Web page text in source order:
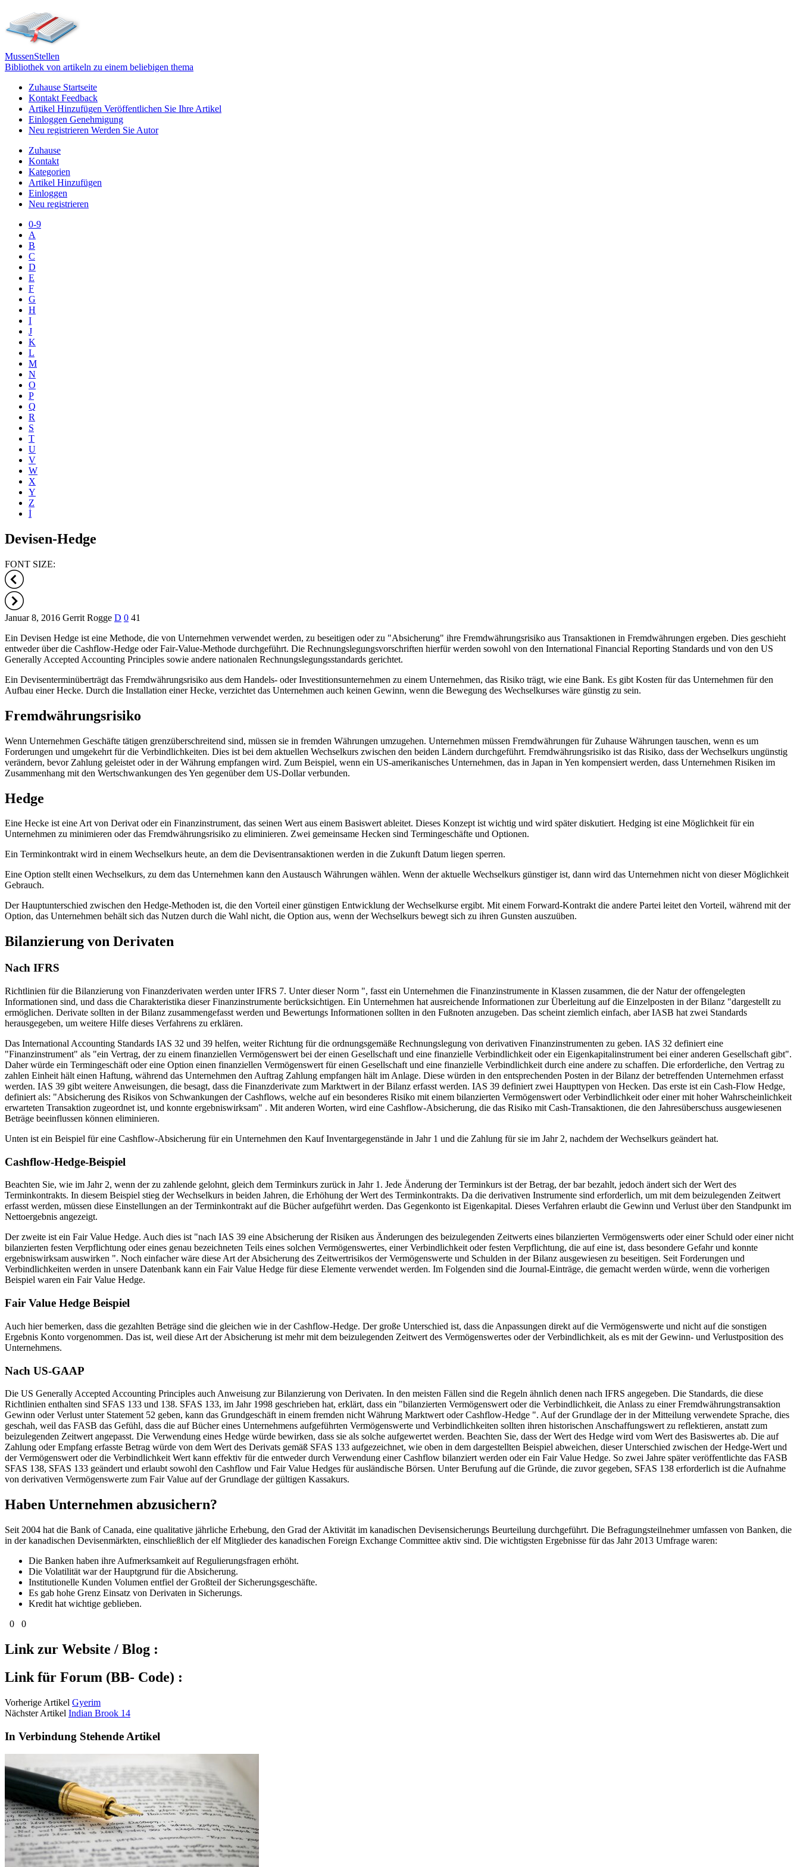
MussenStellen
Bibliothek von artikeln zu einem beliebigen thema
Zuhause Startseite
Kontakt Feedback
Artikel Hinzufügen Veröffentlichen Sie Ihre Artikel
Einloggen Genehmigung
Neu registrieren Werden Sie Autor
Zuhause
Kontakt
Kategorien
Artikel Hinzufügen
Einloggen
Neu registrieren
0-9
A
B
C
D
E
F
G
H
I
J
K
L
M
N
O
P
Q
R
S
T
U
V
W
X
Y
Z
İ
Devisen-Hedge
FONT SIZE:
Januar 8, 2016 Gerrit Rogge D 0 41
Ein Devisen Hedge ist eine Methode, die von Unternehmen verwendet werden, zu beseitigen oder zu "Absicherung" ihre Fremdwährungsrisiko aus Transaktionen in Fremdwährungen ergeben. Dies geschieht
entweder über die Cashflow-Hedge oder Fair-Value-Methode durchgeführt. Die Rechnungslegungsvorschriften hierfür werden sowohl von den International Financial Reporting Standards und von den US
Generally Accepted Accounting Principles sowie andere nationalen Rechnungslegungsstandards gerichtet.
Ein Devisenterminüberträgt das Fremdwährungsrisiko aus dem Handels- oder Investitionsunternehmen zu einem Unternehmen, das Risiko trägt, wie eine Bank. Es gibt Kosten für das Unternehmen für den
Aufbau einer Hecke. Durch die Installation einer Hecke, verzichtet das Unternehmen auch keinen Gewinn, wenn die Bewegung des Wechselkurses wäre günstig zu sein.
Fremdwährungsrisiko
Wenn Unternehmen Geschäfte tätigen grenzüberschreitend sind, müssen sie in fremden Währungen umzugehen. Unternehmen müssen Fremdwährungen für Zuhause Währungen tauschen, wenn es um
Forderungen und umgekehrt für die Verbindlichkeiten. Dies ist bei dem aktuellen Wechselkurs zwischen den beiden Ländern durchgeführt. Fremdwährungsrisiko ist das Risiko, dass der Wechselkurs ungünstig
verändern, bevor Zahlung geleistet oder in der Währung empfangen wird. Zum Beispiel, wenn ein US-amerikanisches Unternehmen, das in Japan in Yen kompensiert werden, dass Unternehmen Risiken im
Zusammenhang mit den Wertschwankungen des Yen gegenüber dem US-Dollar verbunden.
Hedge
Eine Hecke ist eine Art von Derivat oder ein Finanzinstrument, das seinen Wert aus einem Basiswert ableitet. Dieses Konzept ist wichtig und wird später diskutiert. Hedging ist eine Möglichkeit für ein
Unternehmen zu minimieren oder das Fremdwährungsrisiko zu eliminieren. Zwei gemeinsame Hecken sind Termingeschäfte und Optionen.
Ein Terminkontrakt wird in einem Wechselkurs heute, an dem die Devisentransaktionen werden in die Zukunft Datum liegen sperren.
Eine Option stellt einen Wechselkurs, zu dem das Unternehmen kann den Austausch Währungen wählen. Wenn der aktuelle Wechselkurs günstiger ist, dann wird das Unternehmen nicht von dieser Möglichkeit
Gebrauch.
Der Hauptunterschied zwischen den Hedge-Methoden ist, die den Vorteil einer günstigen Entwicklung der Wechselkurse ergibt. Mit einem Forward-Kontrakt die andere Partei leitet den Vorteil, während mit der
Option, das Unternehmen behält sich das Nutzen durch die Wahl nicht, die Option aus, wenn der Wechselkurs bewegt sich zu ihren Gunsten auszuüben.
Bilanzierung von Derivaten
Nach IFRS
Richtlinien für die Bilanzierung von Finanzderivaten werden unter IFRS 7. Unter dieser Norm ", fasst ein Unternehmen die Finanzinstrumente in Klassen zusammen, die der Natur der offengelegten
Informationen sind, und dass die Charakteristika dieser Finanzinstrumente berücksichtigen. Ein Unternehmen hat ausreichende Informationen zur Überleitung auf die Einzelposten in der Bilanz "dargestellt zu
ermöglichen. Derivate sollten in der Bilanz zusammengefasst werden und Bewertungs Informationen sollten in den Fußnoten anzugeben. Das scheint ziemlich einfach, aber IASB hat zwei Standards
herausgegeben, um weitere Hilfe dieses Verfahrens zu erklären.
Das International Accounting Standards IAS 32 und 39 helfen, weiter Richtung für die ordnungsgemäße Rechnungslegung von derivativen Finanzinstrumenten zu geben. IAS 32 definiert eine
"Finanzinstrument" als "ein Vertrag, der zu einem finanziellen Vermögenswert bei der einen Gesellschaft und eine finanzielle Verbindlichkeit oder ein Eigenkapitalinstrument bei einer anderen Gesellschaft gibt".
Daher würde ein Termingeschäft oder eine Option einen finanziellen Vermögenswert für einen Gesellschaft und eine finanzielle Verbindlichkeit durch eine andere zu schaffen. Die erforderliche, den Vertrag zu
zahlen Einheit hält einen Haftung, während das Unternehmen den Auftrag Zahlung empfangen hält im Anlage. Diese würden in den entsprechenden Posten in der Bilanz der betreffenden Unternehmen erfasst
werden. IAS 39 gibt weitere Anweisungen, die besagt, dass die Finanzderivate zum Marktwert in der Bilanz erfasst werden. IAS 39 definiert zwei Haupttypen von Hecken. Das erste ist ein Cash-Flow Hedge,
definiert als: "Absicherung des Risikos von Schwankungen der Cashflows, welche auf ein besonderes Risiko mit einem bilanzierten Vermögenswert oder Verbindlichkeit oder einer mit hoher Wahrscheinlichkeit
erwarteten Transaktion zugeordnet ist, und konnte ergebniswirksam" . Mit anderen Worten, wird eine Cashflow-Absicherung, die das Risiko mit Cash-Transaktionen, die den Jahresüberschuss ausgewiesenen
Beträge beeinflussen können eliminieren.
Unten ist ein Beispiel für eine Cashflow-Absicherung für ein Unternehmen den Kauf Inventargegenstände in Jahr 1 und die Zahlung für sie im Jahr 2, nachdem der Wechselkurs geändert hat.
Cashflow-Hedge-Beispiel
Beachten Sie, wie im Jahr 2, wenn der zu zahlende gelohnt, gleich dem Terminkurs zurück in Jahr 1. Jede Änderung der Terminkurs ist der Betrag, der bar bezahlt, jedoch ändert sich der Wert des
Terminkontrakts. In diesem Beispiel stieg der Wechselkurs in beiden Jahren, die Erhöhung der Wert des Terminkontrakts. Da die derivativen Instrumente sind erforderlich, um mit dem beizulegenden Zeitwert
erfasst werden, müssen diese Einstellungen an der Terminkontrakt auf die Bücher aufgeführt werden. Das Gegenkonto ist Eigenkapital. Dieses Verfahren erlaubt die Gewinn und Verlust über den Standpunkt im
Nettoergebnis angezeigt.
Der zweite ist ein Fair Value Hedge. Auch dies ist "nach IAS 39 eine Absicherung der Risiken aus Änderungen des beizulegenden Zeitwerts eines bilanzierten Vermögenswerts oder einer Schuld oder einer nicht
bilanzierten festen Verpflichtung oder eines genau bezeichneten Teils eines solchen Vermögenswertes, einer Verbindlichkeit oder festen Verpflichtung, die auf eine ist, dass besondere Gefahr und konnte
ergebniswirksam auswirken ". Noch einfacher wäre diese Art der Absicherung des Zeitwertrisikos der Vermögenswerte und Schulden in der Bilanz ausgewiesen zu beseitigen. Seit Forderungen und
Verbindlichkeiten werden in unsere Datenbank kann ein Fair Value Hedge für diese Elemente verwendet werden. Im Folgenden sind die Journal-Einträge, die gemacht werden würde, wenn die vorherigen
Beispiel waren ein Fair Value Hedge.
Fair Value Hedge Beispiel
Auch hier bemerken, dass die gezahlten Beträge sind die gleichen wie in der Cashflow-Hedge. Der große Unterschied ist, dass die Anpassungen direkt auf die Vermögenswerte und nicht auf die sonstigen
Ergebnis Konto vorgenommen. Das ist, weil diese Art der Absicherung ist mehr mit dem beizulegenden Zeitwert des Vermögenswertes oder der Verbindlichkeit, als es mit der Gewinn- und Verlustposition des
Unternehmens.
Nach US-GAAP
Die US Generally Accepted Accounting Principles auch Anweisung zur Bilanzierung von Derivaten. In den meisten Fällen sind die Regeln ähnlich denen nach IFRS angegeben. Die Standards, die diese
Richtlinien enthalten sind SFAS 133 und 138. SFAS 133, im Jahr 1998 geschrieben hat, erklärt, dass ein "bilanzierten Vermögenswert oder die Verbindlichkeit, die Anlass zu einer Fremdwährungstransaktion
Gewinn oder Verlust unter Statement 52 geben, kann das Grundgeschäft in einem fremden nicht Währung Marktwert oder Cashflow-Hedge ". Auf der Grundlage der in der Mitteilung verwendete Sprache, dies
geschah, weil das FASB das Gefühl, dass die auf Bücher eines Unternehmens aufgeführten Vermögenswerte und Verbindlichkeiten sollten ihren historischen Anschaffungswert zu reflektieren, anstatt zum
beizulegenden Zeitwert angepasst. Die Verwendung eines Hedge würde bewirken, dass sie als solche aufgewertet werden. Beachten Sie, dass der Wert des Hedge wird vom Wert des Basiswertes ab. Die auf
Zahlung oder Empfang erfasste Betrag würde von dem Wert des Derivats gemäß SFAS 133 aufgezeichnet, wie oben in dem dargestellten Beispiel abweichen, dieser Unterschied zwischen der Hedge-Wert und
der Vermögenswert oder die Verbindlichkeit Wert kann effektiv für die entweder durch Verwendung einer Cashflow bilanziert werden oder ein Fair Value Hedge. So zwei Jahre später veröffentlichte das FASB
SFAS 138, SFAS 133 geändert und erlaubt sowohl den Cashflow und Fair Value Hedges für ausländische Börsen. Unter Berufung auf die Gründe, die zuvor gegeben, SFAS 138 erforderlich ist die Aufnahme
von derivativen Vermögenswerte zum Fair Value auf der Grundlage der gültigen Kassakurs.
Haben Unternehmen abzusichern?
Seit 2004 hat die Bank of Canada, eine qualitative jährliche Erhebung, den Grad der Aktivität im kanadischen Devisensicherungs Beurteilung durchgeführt. Die Befragungsteilnehmer umfassen von Banken, die
in der kanadischen Devisenmärkten, einschließlich der elf Mitglieder des kanadischen Foreign Exchange Committee aktiv sind. Die wichtigsten Ergebnisse für das Jahr 2013 Umfrage waren:
Die Banken haben ihre Aufmerksamkeit auf Regulierungsfragen erhöht.
Die Volatilität war der Hauptgrund für die Absicherung.
Institutionelle Kunden Volumen entfiel der Großteil der Sicherungsgeschäfte.
Es gab hohe Grenz Einsatz von Derivaten in Sicherungs.
Kredit hat wichtige geblieben.
0
0
Link zur Website / Blog :
Link für Forum (BB- Code) :
Vorherige Artikel Gyerim
Nächster Artikel Indian Brook 14
In Verbindung Stehende Artikel